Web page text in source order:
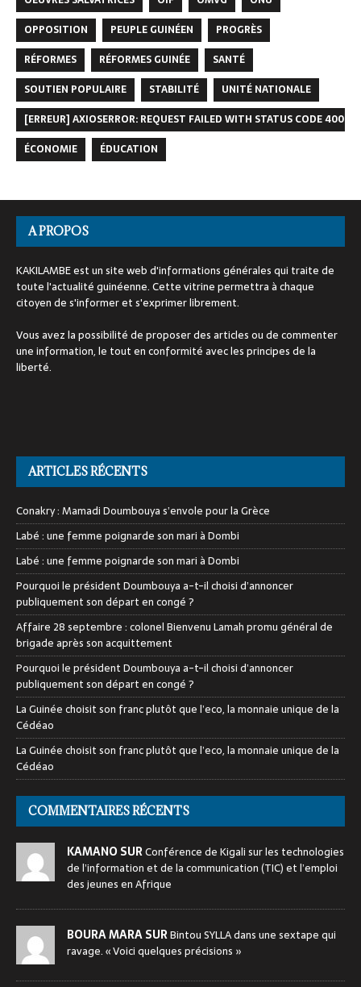
OPPOSITION
PEUPLE GUINÉEN
PROGRÈS
RÉFORMES
RÉFORMES GUINÉE
SANTÉ
SOUTIEN POPULAIRE
STABILITÉ
UNITÉ NATIONALE
[ERREUR] AXIOSERROR: REQUEST FAILED WITH STATUS CODE 400
ÉCONOMIE
ÉDUCATION
A PROPOS
KAKILAMBE est un site web d'informations générales qui traite de
toute l'actualité guinéenne. Cette vitrine permettra à chaque
citoyen de s'informer et s'exprimer librement.
Vous avez la possibilité de proposer des articles ou de commenter
une information, le tout en conformité avec les principes de la
liberté.
ARTICLES RÉCENTS
Conakry : Mamadi Doumbouya s’envole pour la Grèce
Labé : une femme poignarde son mari à Dombi
Labé : une femme poignarde son mari à Dombi
Pourquoi le président Doumbouya a-t-il choisi d’annoncer
publiquement son départ en congé ?
Affaire 28 septembre : colonel Bienvenu Lamah promu général de
brigade après son acquittement
Pourquoi le président Doumbouya a-t-il choisi d’annoncer
publiquement son départ en congé ?
La Guinée choisit son franc plutôt que l’eco, la monnaie unique de la
Cédéao
La Guinée choisit son franc plutôt que l’eco, la monnaie unique de la
Cédéao
COMMENTAIRES RÉCENTS
KAMANO SURConférence de Kigali sur les technologies
de l’information et de la communication (TIC) et l’emploi
des jeunes en Afrique
BOURA MARA SURBintou SYLLA dans une sextape qui
ravage. « Voici quelques précisions »